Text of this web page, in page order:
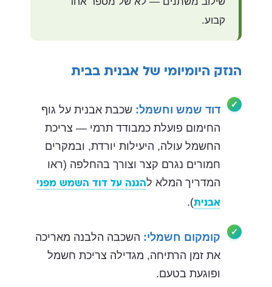
קבוע.
הנזק היומיומי של אבנית בבית
דוד שמש וחשמל: שכבת אבנית על גוף
החימום פועלת כמבודד תרמי — צריכת
החשמל עולה, היעילות יורדת, ובמקרים
חמורים נגרם קצר וצורך בהחלפה (ראו
המדריך המלא להגנה על דוד השמש מפני
אבנית).
קומקום חשמלי: השכבה הלבנה מאריכה
את זמן הרתיחה, מגדילה צריכת חשמל
ופוגעת בטעם.